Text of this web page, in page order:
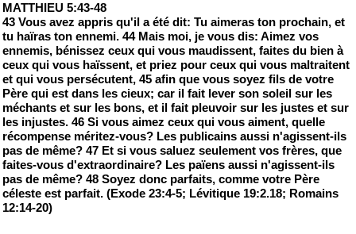
MATTHIEU 5:43-48
43 Vous avez appris qu'il a été dit: Tu aimeras ton prochain, et
tu haïras ton ennemi. 44 Mais moi, je vous dis: Aimez vos
ennemis, bénissez ceux qui vous maudissent, faites du bien à
ceux qui vous haïssent, et priez pour ceux qui vous maltraitent
et qui vous persécutent, 45 afin que vous soyez fils de votre
Père qui est dans les cieux; car il fait lever son soleil sur les
méchants et sur les bons, et il fait pleuvoir sur les justes et sur
les injustes. 46 Si vous aimez ceux qui vous aiment, quelle
récompense méritez-vous? Les publicains aussi n'agissent-ils
pas de même? 47 Et si vous saluez seulement vos frères, que
faites-vous d'extraordinaire? Les païens aussi n'agissent-ils
pas de même? 48 Soyez donc parfaits, comme votre Père
céleste est parfait. (Exode 23:4-5; Lévitique 19:2.18; Romains
12:14-20)